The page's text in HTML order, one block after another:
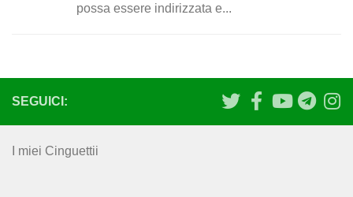
possa essere indirizzata e...
SEGUICI:
I miei Cinguettii